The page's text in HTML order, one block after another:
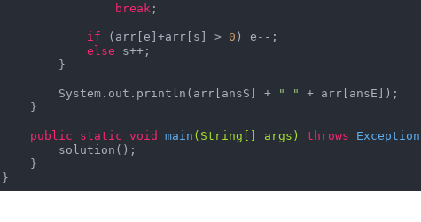
break ;
if (arr[e]+arr[s] > 0 ) e--;
else s++;
        }
        System.out.println(arr[ansS] +
" " + arr[ansE]);
    }
public static void main (String[] args) throws Exception
        solution();
    }
}